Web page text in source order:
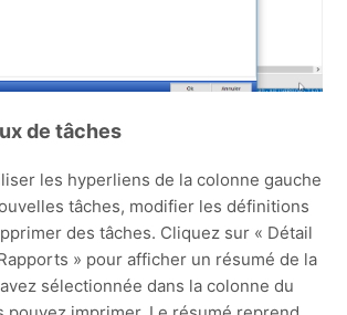
de tâches
les hyperliens de la colonne gauche
tâches, modifier les définitions
des tâches. Cliquez sur « Détail
» pour afficher un résumé de la
sélectionnée dans la colonne du